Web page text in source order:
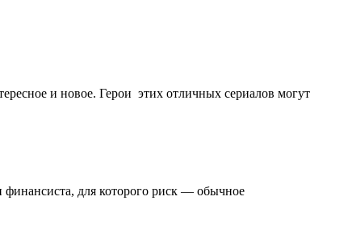
и новое. Герои этих отличных сериалов могут
финансиста, для которого риск — обычное